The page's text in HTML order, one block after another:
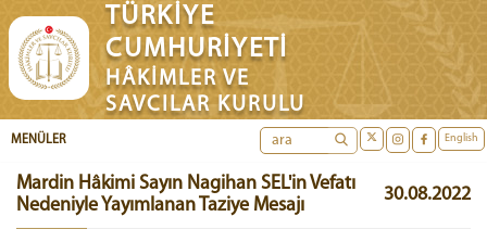
TÜRKİYE
CUMHURİYETİ
HÂKİMLER VE
SAVCILAR KURULU
English
MENÜLER
Mardin Hâkimi Sayın Nagihan SEL'in Vefatı
Nedeniyle Yayımlanan Taziye Mesajı
30.08.2022